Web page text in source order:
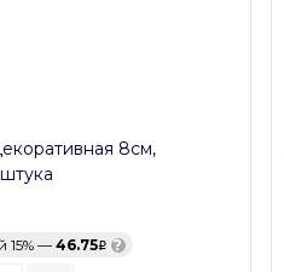
8см,
15% —46.75 ?